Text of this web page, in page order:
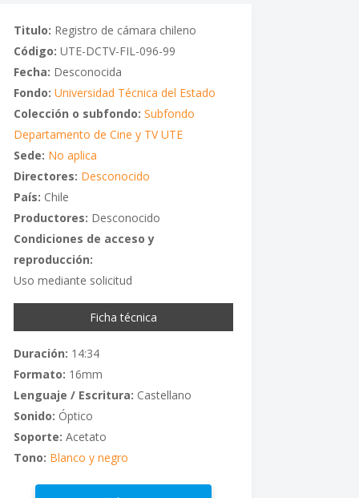
Titulo: Registro de cámara chileno
Código: UTE-DCTV-FIL-096-99
Fecha: Desconocida
Fondo: Universidad Técnica del Estado
Colección o subfondo: Subfondo
Departamento de Cine y TV UTE
Sede: No aplica
Directores: Desconocido
País: Chile
Productores: Desconocido
Condiciones de acceso y
reproducción:
Uso mediante solicitud
Ficha técnica
Duración: 14:34
Formato: 16mm
Lenguaje / Escritura: Castellano
Sonido: Óptico
Soporte: Acetato
Tono: Blanco y negro